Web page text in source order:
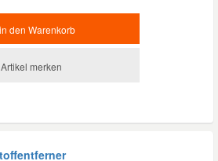
in den Warenkorb
Artikel merken